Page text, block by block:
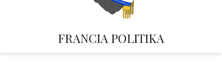
FRANCIA POLITIKA